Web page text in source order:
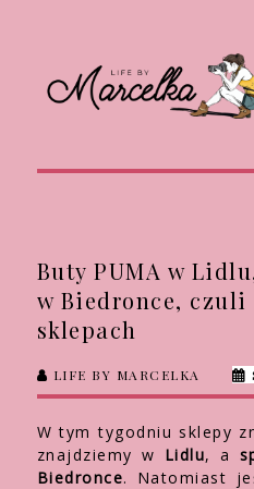
Buty PUMA w
w Biedronce, czuli
sklepach
LIFE BY MARCELKA
W tym tygodniu sklepy
znajdziemy w Lidlu, a
Biedronce. Natomiast